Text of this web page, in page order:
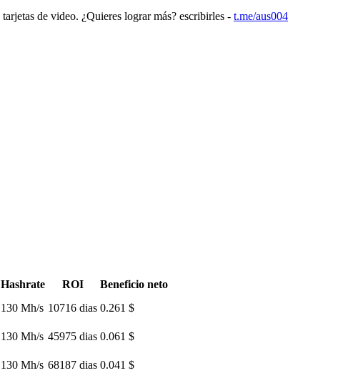
de video. ¿Quieres lograr más? escribirles - t.me/aus004
Hashrate ROI Beneficio neto
130 Mh/s 10716 dias 0.261 $
130 Mh/s 45975 dias 0.061 $
130 Mh/s 68187 dias 0.041 $